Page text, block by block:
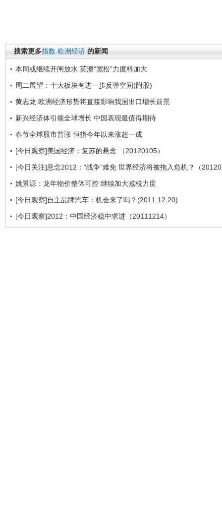
搜索更多指数 欧洲经济 的新闻
本周或继续开闸放水 英澳“宽松”力度料加大
周二展望：十大板块有进一步反弹空间(附股)
黄志龙:欧洲经济形势将直接影响我国出口增长前景
新兴经济体引领全球增长 中国表现最值得期待
春节全球股市普涨 恒指今年以来涨超一成
[今日观察]美国经济：复苏的悬念 （20120105）
[今日关注]悬念2012：“战争”难免 世界经济将被拖入危机？（
姚景源：龙年物价整体可控 继续加大减税力度
[今日观察]自主品牌汽车：机会来了吗？(2011.12.20)
[今日观察]2012：中国经济稳中求进（20111214）